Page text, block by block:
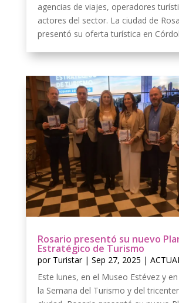
agencias de viajes, operadores
actores del sector. La ciudad de
presentó su oferta turística en
Rosario presentó su nuevo
Estratégico de Turismo
por Turistar| Sep 27, 2025 |
Este lunes, en el Museo Estévez y
la Semana del Turismo y del